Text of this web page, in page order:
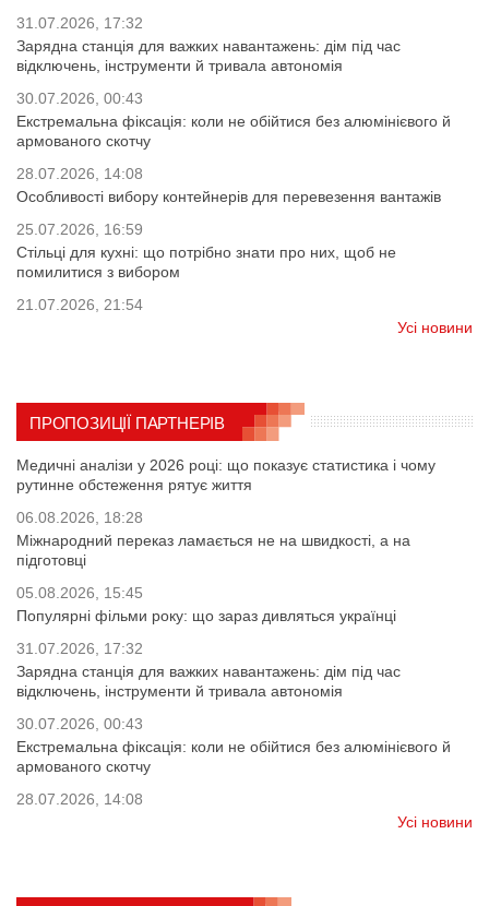
31.07.2026, 17:32
Зарядна станція для важких навантажень: дім під час
відключень, інструменти й тривала автономія
30.07.2026, 00:43
Екстремальна фіксація: коли не обійтися без алюмінієвого й
армованого скотчу
28.07.2026, 14:08
Особливості вибору контейнерів для перевезення вантажів
25.07.2026, 16:59
Стільці для кухні: що потрібно знати про них, щоб не
помилитися з вибором
21.07.2026, 21:54
Усі новини
ПРОПОЗИЦІЇ ПАРТНЕРІВ
Медичні аналізи у 2026 році: що показує статистика і чому
рутинне обстеження рятує життя
06.08.2026, 18:28
Міжнародний переказ ламається не на швидкості, а на
підготовці
05.08.2026, 15:45
Популярні фільми року: що зараз дивляться українці
31.07.2026, 17:32
Зарядна станція для важких навантажень: дім під час
відключень, інструменти й тривала автономія
30.07.2026, 00:43
Екстремальна фіксація: коли не обійтися без алюмінієвого й
армованого скотчу
28.07.2026, 14:08
Усі новини